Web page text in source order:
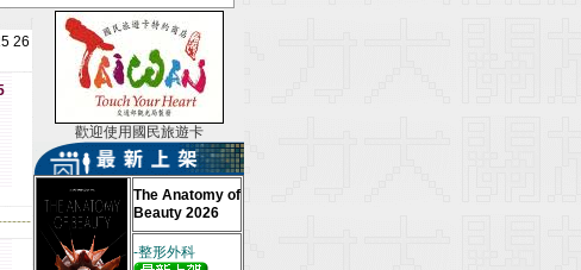
26
歡迎使用國民旅遊卡
The Anatomy of
Beauty 2026
-整形外科